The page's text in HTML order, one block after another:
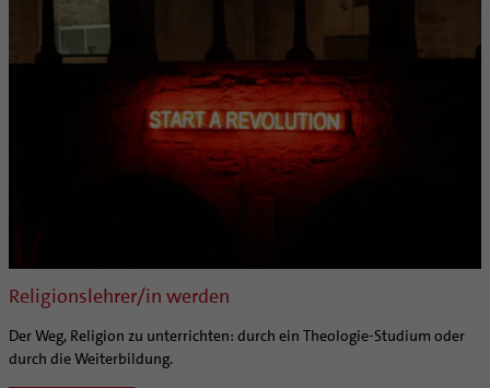
Religionslehrer/in werden
Der Weg, Religion zu unterrichten: durch ein Theologie-Studium oder
durch die Weiterbildung.